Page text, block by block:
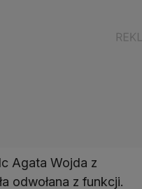
Agata Wojda z
odwołana z funkcji.